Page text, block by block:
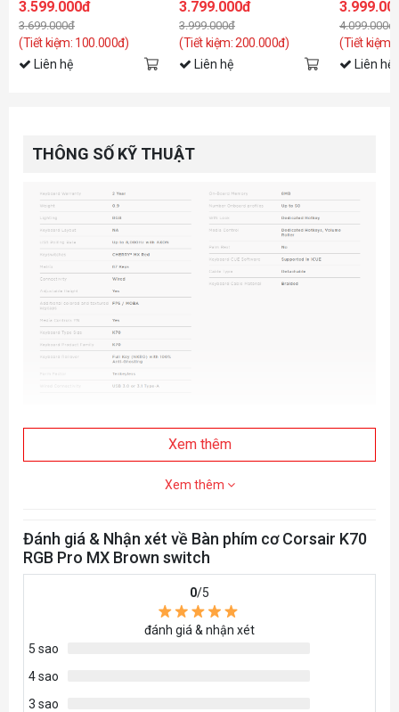
3.599.000đ
3.699.000đ
(Tiết kiệm: 100.000đ)
Liên hệ
3.799.000đ
3.999.000đ
(Tiết kiệm: 200.000đ)
Liên hệ
4.099.000đ
(Tiết kiệm:
Liên hệ
THÔNG SỐ KỸ THUẬT
Xem thêm
Xem thêm
Đánh giá & Nhận xét về Bàn phím cơ Corsair K70
RGB Pro MX Brown switch
0/5
đánh giá & nhận xét
5 sao
4 sao
3 sao